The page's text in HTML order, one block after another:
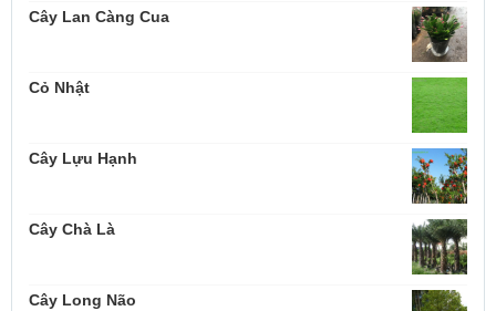
Cây Lan Càng Cua
Cỏ Nhật
Cây Lựu Hạnh
Cây Chà Là
Cây Long Não